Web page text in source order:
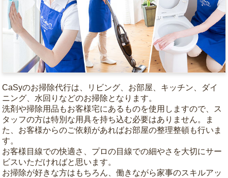
CaSyのお掃除代行は、リビング、お部屋、キッチン、ダイ
ニング、水回りなどのお掃除となります。
洗剤や掃除用品もお客様宅にあるものを使用しますので、ス
タッフの方は特別な用具を持ち込む必要はありません。ま
た、お客様からのご依頼があればお部屋の整理整頓も行いま
す。
お客様目線での快適さ、プロの目線での細やさを大切にサー
ビスいただければと思います。
お掃除が好きな方はもちろん、働きながら家事のスキルアッ